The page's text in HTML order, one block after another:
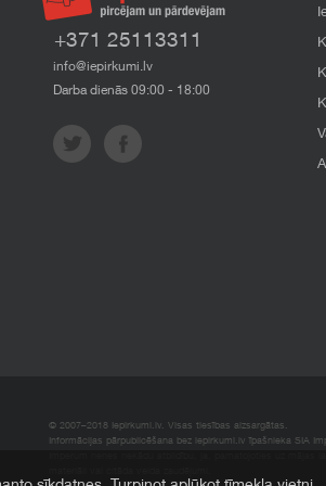
+371 25113311
info@iepirkumi.lv
Darba dienās 09:00 - 18:00
© 2007–2018 Iepirkumi.lv. Visas tiesības aizsargātas.
Informācijas pārpublicēšana bez iepirkumi.lv īpašnieka SIA